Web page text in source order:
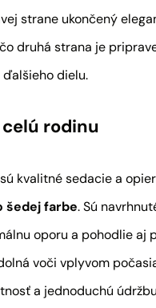
strane ukončený
druhá strana je
dielu.
rodinu
kvalitné sedacie a
šedej farbe. Sú
oporu a pohodlie aj
voči vplyvom
a jednoduchú